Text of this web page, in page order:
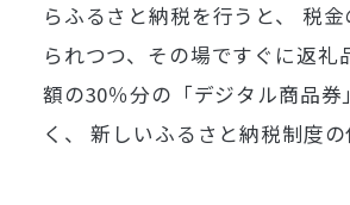
らふるさと納税を行うと、
税
られつつ、その場ですぐに返礼
額の30％分の「デジタル商品券
く、
新しいふるさと納税制度の